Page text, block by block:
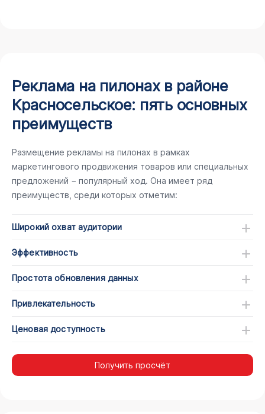
Реклама на пилонах в районе
Красносельское: пять основных
преимуществ
Размещение рекламы на пилонах в рамках
маркетингового продвижения товаров или специальных
предложений − популярный ход. Она имеет ряд
преимуществ, среди которых отметим:
Широкий охват аудитории
Эффективность
Простота обновления данных
Привлекательность
Ценовая доступность
Получить просчёт